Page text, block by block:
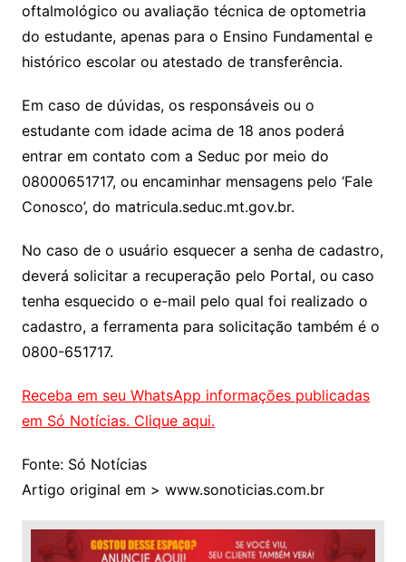
oftalmológico ou avaliação técnica de optometria
do estudante, apenas para o Ensino Fundamental e
histórico escolar ou atestado de transferência.
Em caso de dúvidas, os responsáveis ou o
estudante com idade acima de 18 anos poderá
entrar em contato com a Seduc por meio do
08000651717, ou encaminhar mensagens pelo ‘Fale
Conosco’, do matricula.seduc.mt.gov.br.
No caso de o usuário esquecer a senha de cadastro,
deverá solicitar a recuperação pelo Portal, ou caso
tenha esquecido o e-mail pelo qual foi realizado o
cadastro, a ferramenta para solicitação também é o
0800-651717.
Receba em seu WhatsApp informações publicadas
em Só Notícias. Clique aqui.
Fonte: Só Notícias
Artigo original em > www.sonoticias.com.br